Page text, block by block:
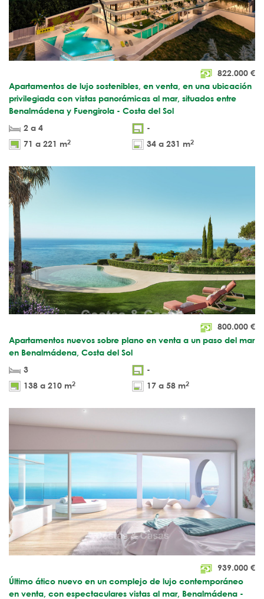
822.000 €
Apartamentos de lujo sostenibles, en venta, en una ubicación
privilegiada con vistas panorámicas al mar, situados entre
Benalmádena y Fuengirola - Costa del Sol
2 a 4
-
71 a 221 m2 34 a 231 m2
800.000 €
Apartamentos nuevos sobre plano en venta a un paso del mar
en Benalmádena, Costa del Sol
3
-
138 a 210 m2 17 a 58 m2
939.000 €
Último ático nuevo en un complejo de lujo contemporáneo
en venta, con espectaculares vistas al mar, Benalmádena -